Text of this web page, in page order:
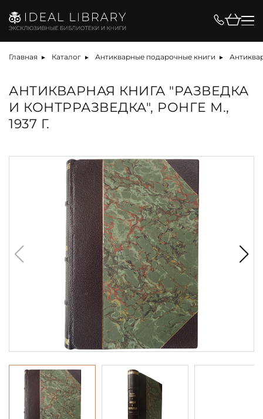
Главная Каталог Антикварные подарочные книги
АНТИКВАРНАЯ КНИГА "РАЗВЕДКА
И КОНТРРАЗВЕДКА", РОНГЕ М.,
1937 Г.